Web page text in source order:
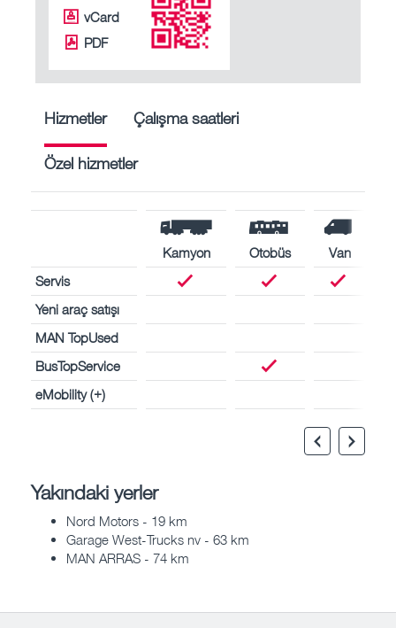
vCard
PDF
Hizmetler Çalışma saatleri
Özel hizmetler
Kamyon Otobüs
Van
Servis
Yeni araç satışı
MAN TopUsed
BusTopService
eMobility (+)
Yakındaki yerler
Nord Motors - 19 km
Garage West-Trucks nv - 63 km
MAN ARRAS - 74 km